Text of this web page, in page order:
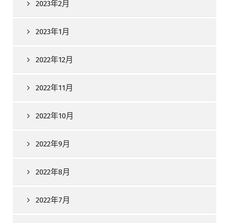
2023年2月
2023年1月
2022年12月
2022年11月
2022年10月
2022年9月
2022年8月
2022年7月